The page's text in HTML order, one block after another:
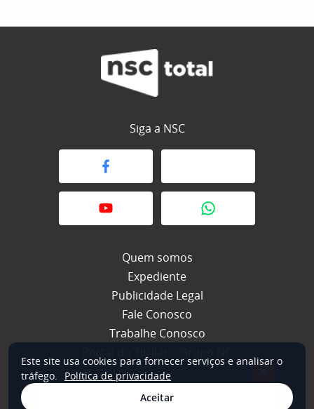
Siga a NSC
Quem somos
Expediente
Publicidade Legal
Fale Conosco
Trabalhe Conosco
© 2026 NSC Total. Todos os direitos reservados.
Este site usa cookies para fornecer serviços e analisar o
tráfego.
Política de privacidade
Aceitar